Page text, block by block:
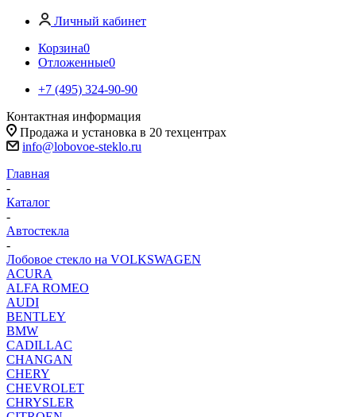
Личный кабинет
Корзина0
Отложенные0
+7 (495) 324-90-90
Контактная информация
Продажа и установка в 20 техцентрах
info@lobovoe-steklo.ru
Главная
-
Каталог
-
Автостекла
-
Лобовое стекло на VOLKSWAGEN
ACURA
ALFA ROMEO
AUDI
BENTLEY
BMW
CADILLAC
CHANGAN
CHERY
CHEVROLET
CHRYSLER